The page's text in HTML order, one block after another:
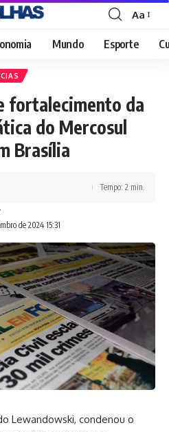
Font
Resizer
Aa
Mundo Esporte
fortalecimento da
do Mercosul
Brasília
de 2024 15:31
Tempo: 2 min.
Lewandowski, condenou o